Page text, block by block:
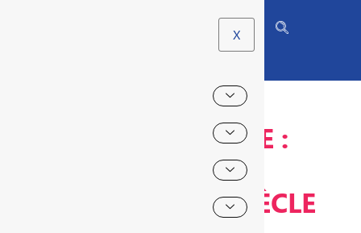
X
AU CINÉ-ENSEMBLE :
CLASSIQUES DU SIÈCLE